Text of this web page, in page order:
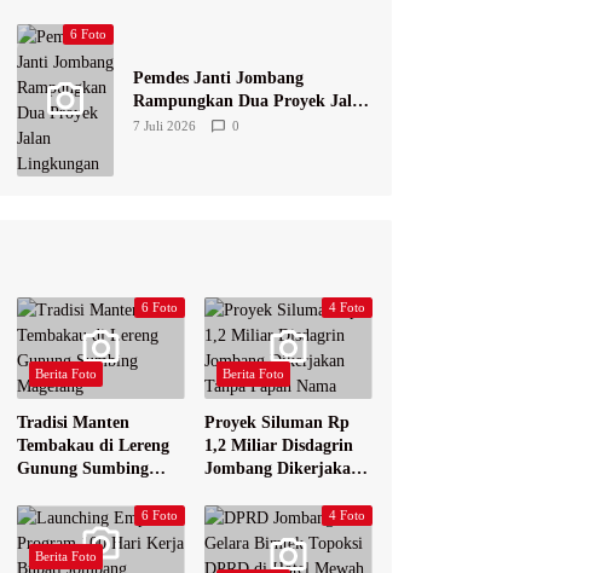
6 Foto
Pemdes Janti Jombang
Rampungkan Dua Proyek Jalan
Lingkungan
7 Juli 2026 0
6 Foto
Berita Foto
Tradisi Manten
Tembakau di Lereng
Gunung Sumbing
4 Foto
Berita Foto
Proyek Siluman Rp
1,2 Miliar Disdagrin
Jombang Dikerjakan
6 Foto
Berita Foto
4 Foto